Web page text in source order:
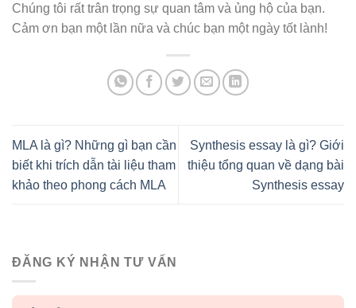
Chúng tôi rất trân trọng sự quan tâm và ủng hộ của bạn.
Cảm ơn bạn một lần nữa và chúc bạn một ngày tốt lành!
MLA là gì? Những gì bạn cần
biết khi trích dẫn tài liệu tham
khảo theo phong cách MLA
Synthesis essay là gì? Giới
thiệu tổng quan về dạng bài
Synthesis essay
ĐĂNG KÝ NHẬN TƯ VẤN